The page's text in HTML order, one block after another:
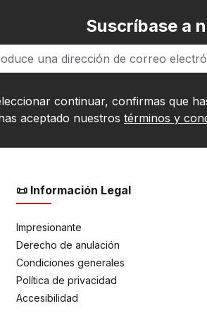
Suscríbase a
continuar, confirmas que
aceptado nuestros términos y
📜 Información Legal
Impresionante
Derecho de anulación
Condiciones generales
Política de privacidad
Accesibilidad